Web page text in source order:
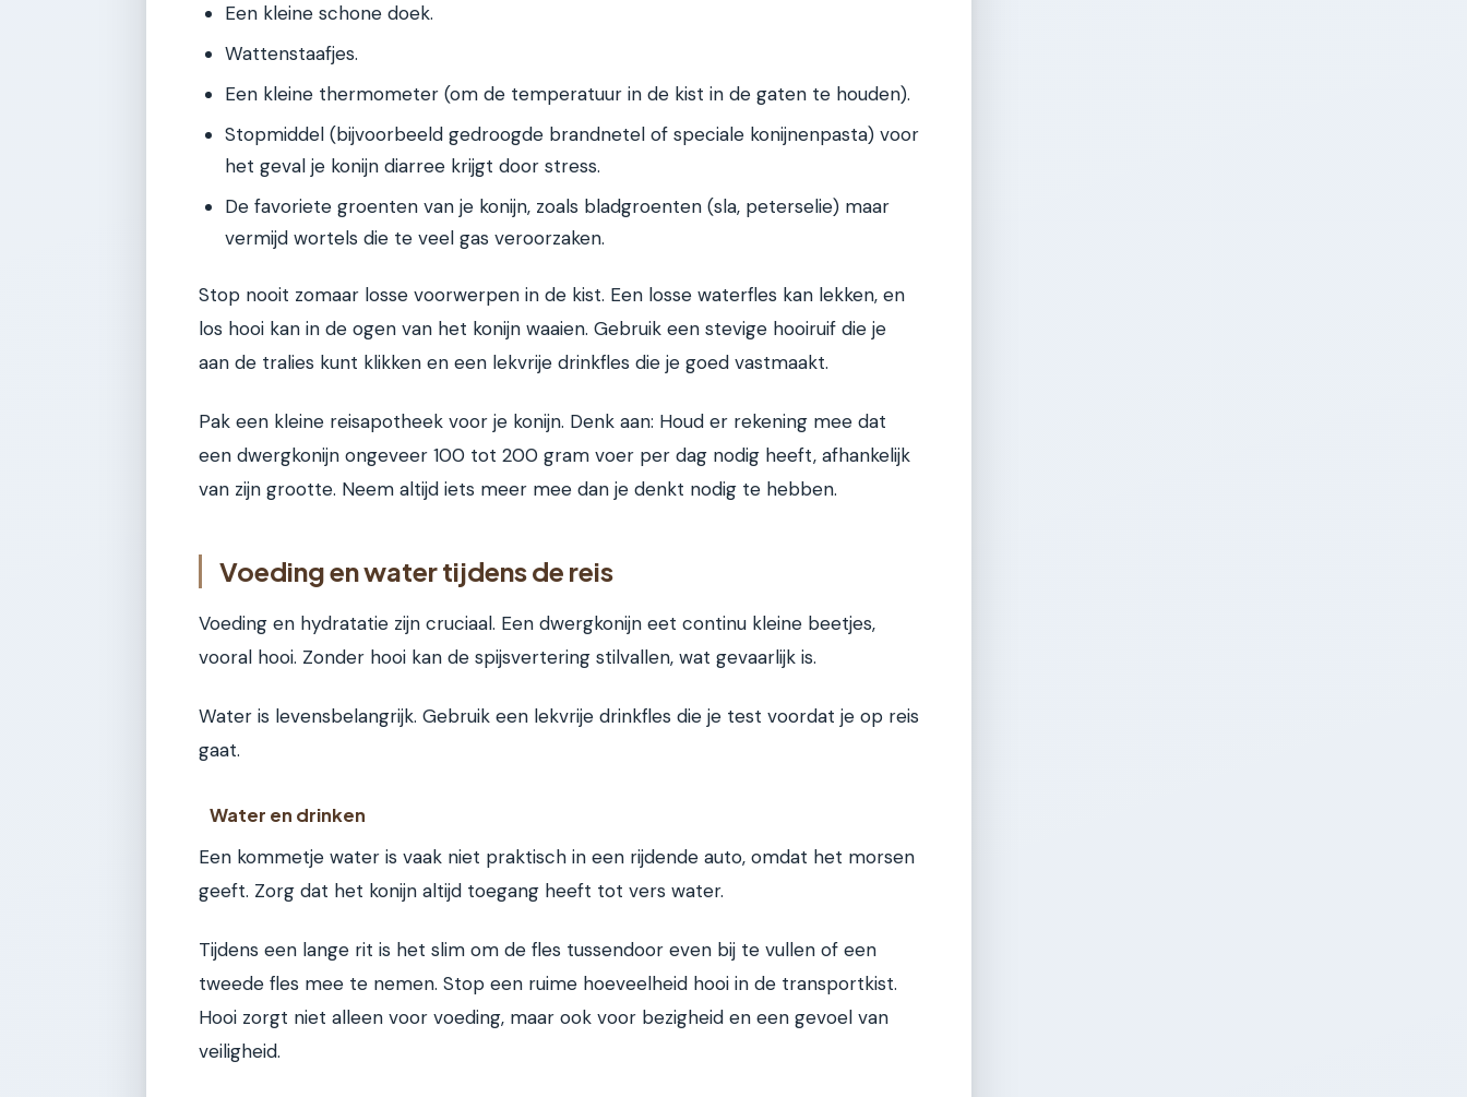
Een kleine schone doek.
Wattenstaafjes.
Een kleine thermometer (om de temperatuur in de kist in de gaten te houden).
Stopmiddel (bijvoorbeeld gedroogde brandnetel of speciale konijnenpasta) voor
het geval je konijn diarree krijgt door stress.
De favoriete groenten van je konijn, zoals bladgroenten (sla, peterselie) maar
vermijd wortels die te veel gas veroorzaken.
Stop nooit zomaar losse voorwerpen in de kist. Een losse waterfles kan lekken, en
los hooi kan in de ogen van het konijn waaien. Gebruik een stevige hooiruif die je
aan de tralies kunt klikken en een lekvrije drinkfles die je goed vastmaakt.
Pak een kleine reisapotheek voor je konijn. Denk aan: Houd er rekening mee dat
een dwergkonijn ongeveer 100 tot 200 gram voer per dag nodig heeft, afhankelijk
van zijn grootte. Neem altijd iets meer mee dan je denkt nodig te hebben.
Voeding en water tijdens de reis
Voeding en hydratatie zijn cruciaal. Een dwergkonijn eet continu kleine beetjes,
vooral hooi. Zonder hooi kan de spijsvertering stilvallen, wat gevaarlijk is.
Water is levensbelangrijk. Gebruik een lekvrije drinkfles die je test voordat je op reis
gaat.
Water en drinken
Een kommetje water is vaak niet praktisch in een rijdende auto, omdat het morsen
geeft. Zorg dat het konijn altijd toegang heeft tot vers water.
Tijdens een lange rit is het slim om de fles tussendoor even bij te vullen of een
tweede fles mee te nemen. Stop een ruime hoeveelheid hooi in de transportkist.
Hooi zorgt niet alleen voor voeding, maar ook voor bezigheid en een gevoel van
veiligheid.